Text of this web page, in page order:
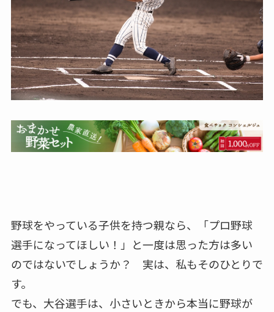
野球をやっている子供を持つ親なら、「プロ野球
選手になってほしい！」と一度は思った方は多い
のではないでしょうか？ 実は、私もそのひとりで
す。
でも、大谷選手は、小さいときから本当に野球が